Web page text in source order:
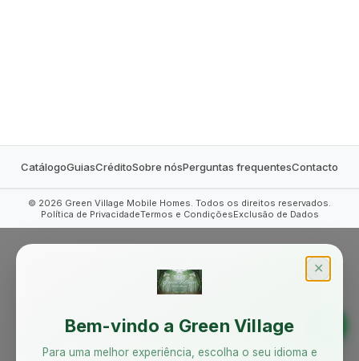
CatálogoGuiasCréditoSobre nósPerguntas frequentesContacto
© 2026 Green Village Mobile Homes. Todos os direitos reservados.
Política de PrivacidadeTermos e CondiçõesExclusão de Dados
✕
Bem-vindo a Green Village
Para uma melhor experiência, escolha o seu idioma e